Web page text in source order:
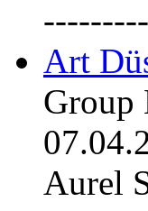
Art
Group
Aurel